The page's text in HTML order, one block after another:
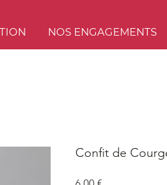
NOS ENGAGEMENTS
Confit de